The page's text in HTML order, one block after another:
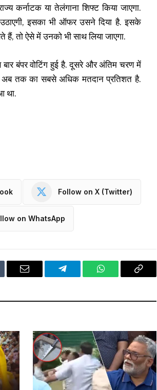
कर्नाटक या तेलंगाना शिफ्ट कियाजाएगा.
इसका भी ऑफर उसने दिया है. इसके
तो ऐसे में उनको भी साथ लिया जाएगा.
बार बंपर वोटिंग हुई है. दूसरे और अंतिम चरण में
अब तक का सबसे अधिक मतदान प्रतिशत है.
था.
Follow on X (Twitter)
on WhatsApp
Email Telegram WhatsAppCopy